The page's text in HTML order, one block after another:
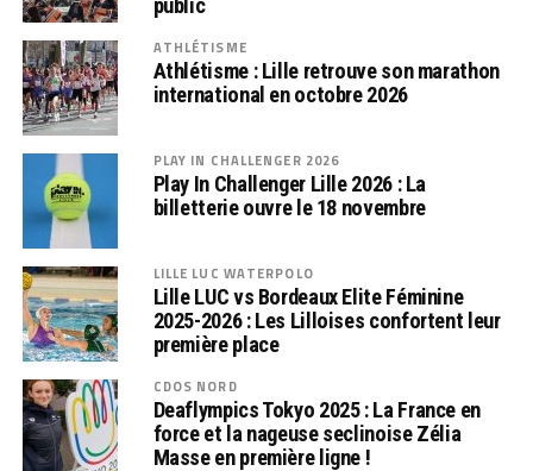
public
ATHLÉTISME
Athlétisme : Lille retrouve son marathon
international en octobre 2026
PLAY IN CHALLENGER 2026
Play In Challenger Lille 2026 : La
billetterie ouvre le 18 novembre
LILLE LUC WATERPOLO
Lille LUC vs Bordeaux Elite Féminine
2025-2026 : Les Lilloises confortent leur
première place
CDOS NORD
Deaflympics Tokyo 2025 : La France en
force et la nageuse seclinoise Zélia
Masse en première ligne !